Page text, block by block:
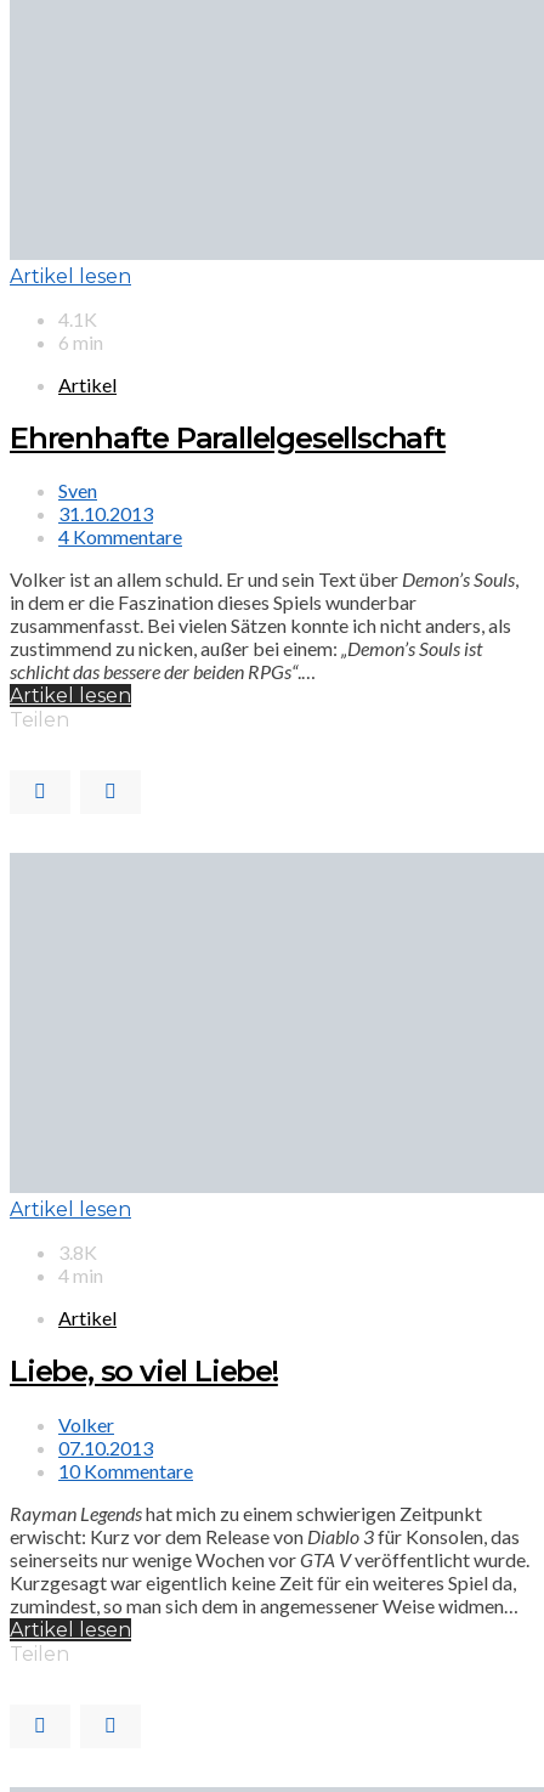
Artikel lesen
4.1K
6 min
Artikel
Ehrenhafte Parallelgesellschaft
Sven
31.10.2013
4 Kommentare
Volker ist an allem schuld. Er und sein Text über Demon’s Souls,
in dem er die Faszination dieses Spiels wunderbar
zusammenfasst. Bei vielen Sätzen konnte ich nicht anders, als
zustimmend zu nicken, außer bei einem: „Demon’s Souls ist
schlicht das bessere der beiden RPGs“.…
Artikel lesen
Teilen
Artikel lesen
3.8K
4 min
Artikel
Liebe, so viel Liebe!
Volker
07.10.2013
10 Kommentare
Rayman Legendshat mich zu einem schwierigen Zeitpunkt
erwischt: Kurz vor dem Release von Diablo 3für Konsolen, das
seinerseits nur wenige Wochen vorGTA Vveröffentlicht wurde.
Kurzgesagt war eigentlich keine Zeit für ein weiteres Spiel da,
zumindest, so man sich dem in angemessener Weise widmen…
Artikel lesen
Teilen